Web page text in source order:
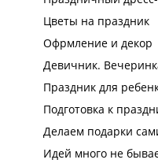
Цветы на праздник
Офрмление и декор
Девичник.
Праздник для
Подготовка к
Делаем подарки
Идей много не